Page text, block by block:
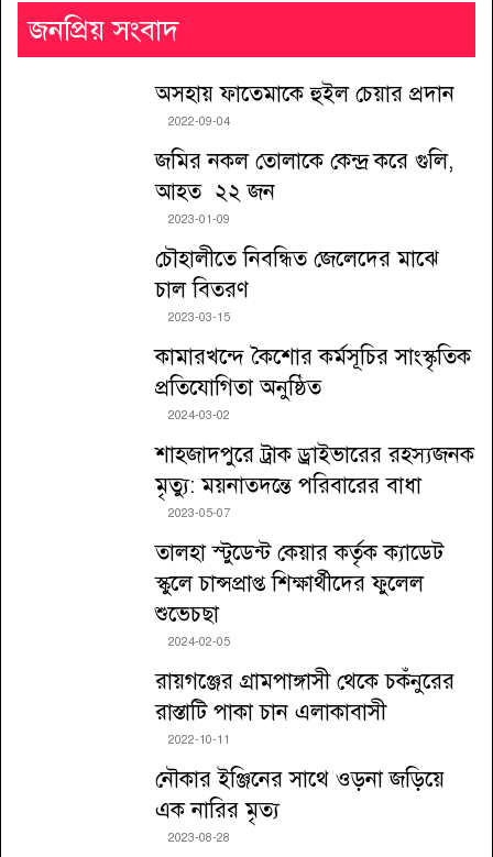
জনপ্রিয় সংবাদ
অসহায় ফাতেমাকে হুইল চেয়ার প্রদান
2022-09-04
জমির নকল তোলাকে কেন্দ্র করে গুলি,
আহত ২২ জন
2023-01-09
চৌহালীতে নিবন্ধিত জেলেদের মাঝে
চাল বিতরণ
2023-03-15
কামারখন্দে কৈশোর কর্মসূচির সাংস্কৃতিক
প্রতিযোগিতা অনুষ্ঠিত
2024-03-02
শাহজাদপুরে ট্রাক ড্রাইভারের রহস্যজনক
মৃত্যু: ময়নাতদন্তে পরিবারের বাধা
2023-05-07
তালহা স্টুডেন্ট কেয়ার কর্তৃক ক্যাডেট
স্কুলে চান্সপ্রাপ্ত শিক্ষার্থীদের ফুলেল
শুভেচছা
2024-02-05
রায়গঞ্জের গ্রামপাঙ্গাসী থেকে চকঁনুরের
রাস্তাটি পাকা চান এলাকাবাসী
2022-10-11
নৌকার ইঞ্জিনের সাথে ওড়না জড়িয়ে
এক নারির মৃত্য
2023-08-28